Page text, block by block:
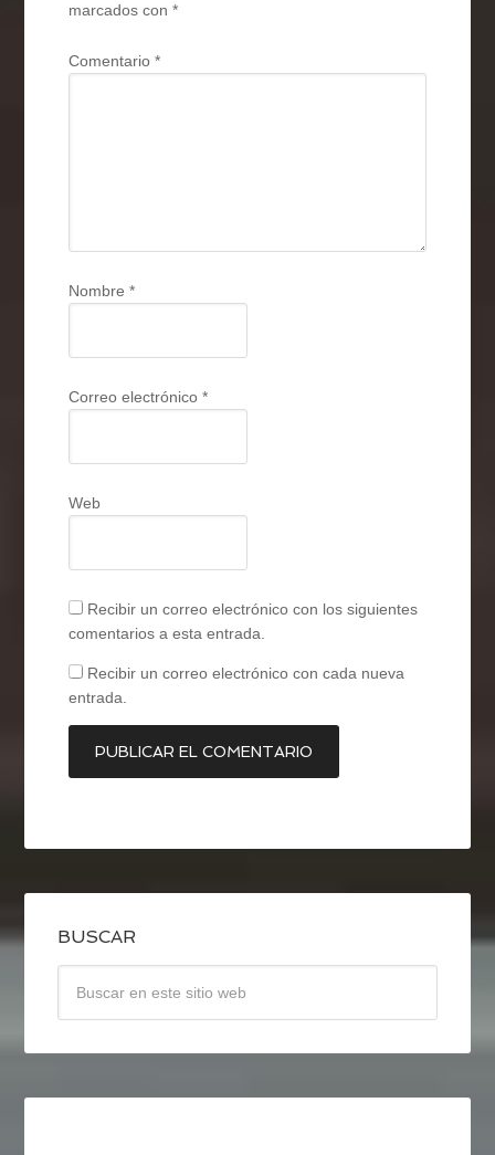
marcados con*
Comentario*
Nombre*
Correo electrónico*
Web
Recibir un correo electrónico con los siguientes
comentarios a esta entrada.
Recibir un correo electrónico con cada nueva
entrada.
BUSCAR